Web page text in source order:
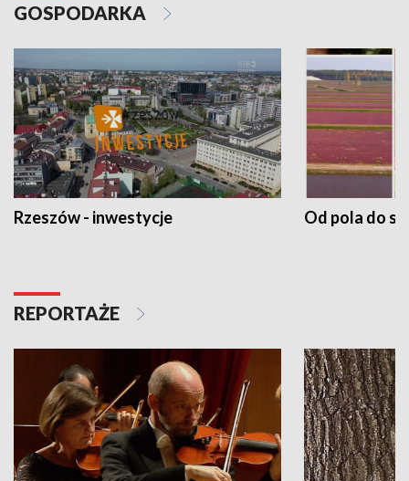
GOSPODARKA
Rzeszów - inwestycje Od pola do
REPORTAŻE